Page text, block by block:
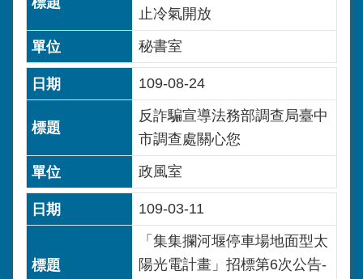
止冷氣開放
秘書室
109-08-24
反詐騙宣導法務部調查局臺中
市調查處關心您
政風室
109-03-11
「集集攔河堰停車場地面型太
陽光電計畫」招標第6次公告-